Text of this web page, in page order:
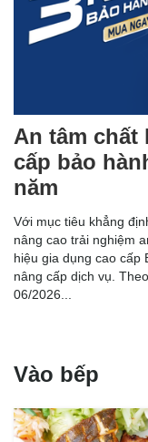
An tâm
cấp bảo
năm
Với mục tiêu khẳng
nâng cao trải nghiệm
hiệu gia dụng cao cấp
nâng cấp dịch vụ.
06/2026...
Vào bếp